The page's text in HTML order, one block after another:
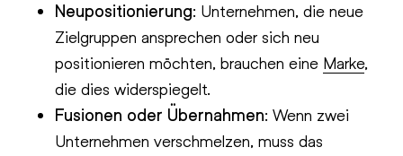
Neupositionierung: Unternehmen, die neue
Zielgruppen ansprechen oder sich neu
positionieren möchten, brauchen eine Marke,
die dies widerspiegelt.
Fusionen oder Übernahmen: Wenn zwei
Unternehmen verschmelzen, muss das